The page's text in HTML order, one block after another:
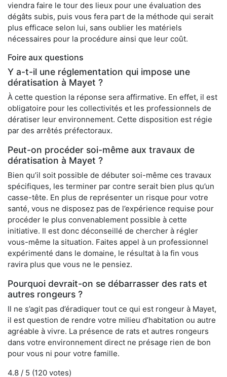
viendra faire le tour des lieux pour une évaluation des
dégâts subis, puis vous fera part de la méthode qui serait
plus efficace selon lui, sans oublier les matériels
nécessaires pour la procédure ainsi que leur coût.
Foire aux questions
Y a-t-il une réglementation qui impose une
dératisation à Mayet ?
À cette question la réponse sera affirmative. En effet, il est
obligatoire pour les collectivités et les professionnels de
dératiser leur environnement. Cette disposition est régie
par des arrêtés préfectoraux.
Peut-on procéder soi-même aux travaux de
dératisation à Mayet ?
Bien qu’il soit possible de débuter soi-même ces travaux
spécifiques, les terminer par contre serait bien plus qu’un
casse-tête. En plus de représenter un risque pour votre
santé, vous ne disposez pas de l’expérience requise pour
procéder le plus convenablement possible à cette
initiative. Il est donc déconseillé de chercher à régler
vous-même la situation. Faites appel à un professionnel
expérimenté dans le domaine, le résultat à la fin vous
ravira plus que vous ne le pensiez.
Pourquoi devrait-on se débarrasser des rats et
autres rongeurs ?
Il ne s’agit pas d’éradiquer tout ce qui est rongeur à Mayet,
il est question de rendre votre milieu d’habitation ou autre
agréable à vivre. La présence de rats et autres rongeurs
dans votre environnement direct ne présage rien de bon
pour vous ni pour votre famille.
4.8 / 5 (120 votes)